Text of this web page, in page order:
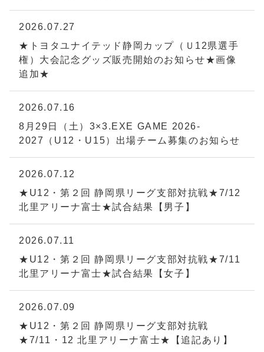
2026.07.27
★トヨタユナイテッド静岡カップ（Ｕ12県選手
権）大会記念グッズ販売開始のお知らせ★画像
追加★
2026.07.16
8月29日（土）3×3.EXE GAME 2026-
2027（U12・U15）出場チーム募集のお知らせ
2026.07.12
★U12・第２回 静岡県リーグ支部対抗戦★7/12
北里アリーナ富士★試合結果【男子】
2026.07.11
★U12・第２回 静岡県リーグ支部対抗戦★7/11
北里アリーナ富士★試合結果【女子】
2026.07.09
★U12・第２回 静岡県リーグ支部対抗戦
★7/11・12 北里アリーナ富士★【追記あり】